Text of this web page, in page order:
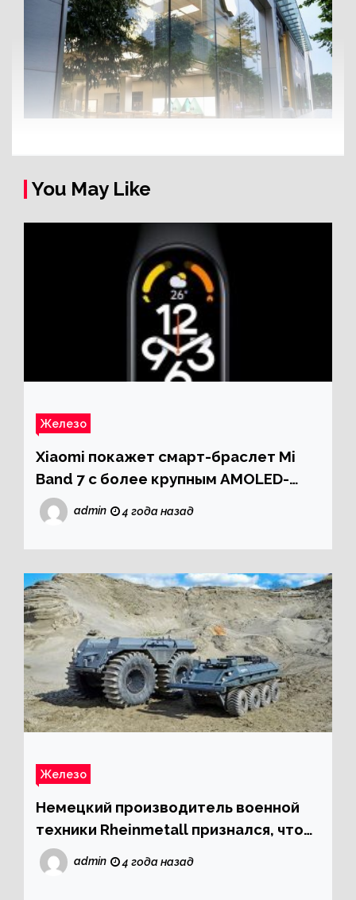
You May Like
Железо
Xiaomi покажет смарт-браслет Mi
Band 7 с более крупным AMOLED-
экраном 24 мая
admin 4 года назад
Железо
Немецкий производитель военной
техники Rheinmetall признался, что
располагает пятилетним запасом
полупроводниковых компонентов
admin 4 года назад